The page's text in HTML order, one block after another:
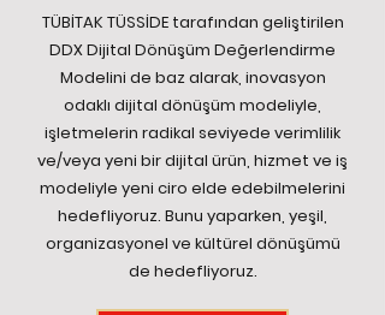
TÜBİTAK TÜSSİDE tarafından geliştirilen
DDX Dijital Dönüşüm Değerlendirme
Modelini de baz alarak, inovasyon
odaklı dijital dönüşüm modeliyle,
işletmelerin radikal seviyede verimlilik
ve/veya yeni bir dijital ürün, hizmet ve iş
modeliyle yeni ciro elde edebilmelerini
hedefliyoruz. Bunu yaparken, yeşil,
organizasyonel ve kültürel dönüşümü
de hedefliyoruz.